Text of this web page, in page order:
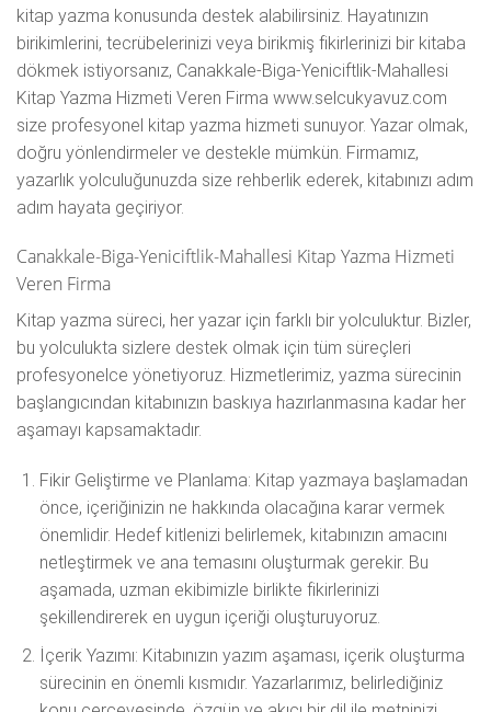
kitap yazma konusunda destek alabilirsiniz. Hayatınızın
birikimlerini, tecrübelerinizi veya birikmiş fikirlerinizi bir kitaba
dökmek istiyorsanız, Canakkale-Biga-Yeniciftlik-Mahallesi
Kitap Yazma Hizmeti Veren Firma www.selcukyavuz.com
size profesyonel kitap yazma hizmeti sunuyor. Yazar olmak,
doğru yönlendirmeler ve destekle mümkün. Firmamız,
yazarlık yolculuğunuzda size rehberlik ederek, kitabınızı adım
adım hayata geçiriyor.
Canakkale-Biga-Yeniciftlik-Mahallesi Kitap Yazma Hizmeti
Veren Firma
Kitap yazma süreci, her yazar için farklı bir yolculuktur. Bizler,
bu yolculukta sizlere destek olmak için tüm süreçleri
profesyonelce yönetiyoruz. Hizmetlerimiz, yazma sürecinin
başlangıcından kitabınızın baskıya hazırlanmasına kadar her
aşamayı kapsamaktadır.
Fikir Geliştirme ve Planlama: Kitap yazmaya başlamadan
önce, içeriğinizin ne hakkında olacağına karar vermek
önemlidir. Hedef kitlenizi belirlemek, kitabınızın amacını
netleştirmek ve ana temasını oluşturmak gerekir. Bu
aşamada, uzman ekibimizle birlikte fikirlerinizi
şekillendirerek en uygun içeriği oluşturuyoruz.
İçerik Yazımı: Kitabınızın yazım aşaması, içerik oluşturma
sürecinin en önemli kısmıdır. Yazarlarımız, belirlediğiniz